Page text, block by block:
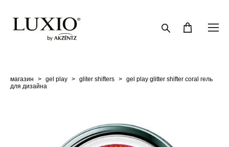
магазин > gel play > gliter shifters > gel play glitter shifter coral гель
для дизайна